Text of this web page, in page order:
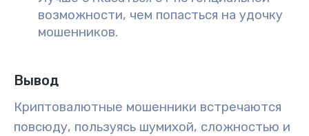
возможности, чем попасться на удочку
мошенников.
Вывод
Криптовалютные мошенники встречаются
повсюду, пользуясь шумихой, сложностью и